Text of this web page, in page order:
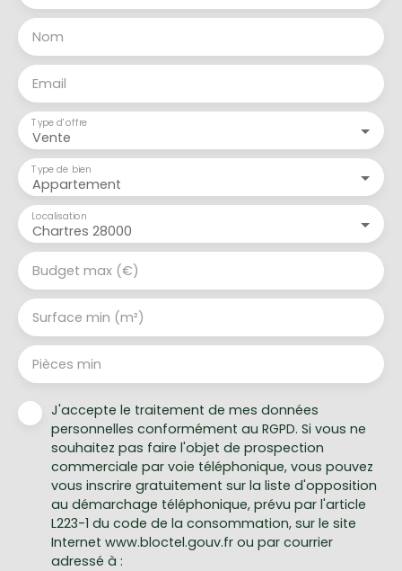
Nom
Email
Vente
Type d'offre
Appartement
Type de bien
Chartres 28000
Localisation
Budget max (€)
Surface min (m²)
Pièces min
J'accepte le traitement de mes données
personnelles conformément au RGPD. Si vous ne
souhaitez pas faire l'objet de prospection
commerciale par voie téléphonique, vous pouvez
vous inscrire gratuitement sur la liste d'opposition
au démarchage téléphonique, prévu par l'article
L223-1 du code de la consommation, sur le site
Internet www.bloctel.gouv.fr ou par courrier
adressé à :